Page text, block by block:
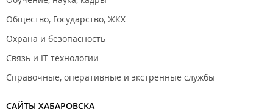
Общество, Государство, ЖКХ
Охрана и безопасность
Связь и IT технологии
Справочные, оперативные и экстренные службы
САЙТЫ ХАБАРОВСКА